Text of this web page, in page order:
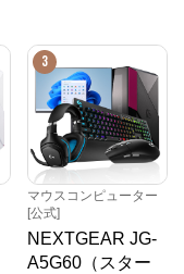
3
マウスコンピューター
[公式]
NEXTGEAR JG-
A5G60（スター